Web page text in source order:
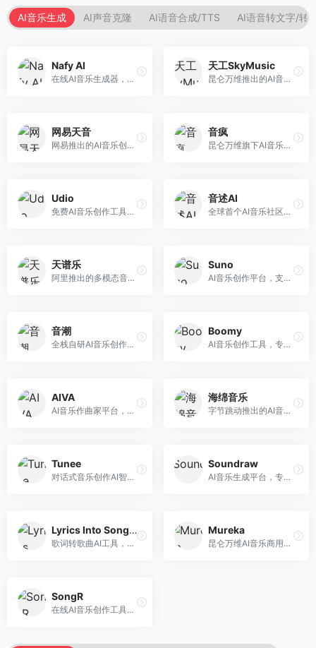
AI音乐生成 AI声音克隆 AI语音合成/TTS AI语音转文字/转
Nafy AI
在线AI音乐生成器，专注于快速音乐创作。面向内容创作者，支持多种风格音乐生成，操作简便，生成速度快，适合快速配乐需求。
天工SkyMusic
昆仑万维推出的AI音乐创作平台，基于天工大模型。面向音乐创作者，支持歌词生成、旋律创作、音乐编曲等服务，中文音乐创作能力强。
网易天音
网易推出的AI音乐创作工具，支持作词、作曲与编曲。面向音乐爱好者和独立音乐人，提供歌词生成、旋律创作、编曲制作等服务，与网易云音乐生态深度整合。
音疯
昆仑万维旗下AI音乐创作平台，专注于音乐内容生成。面向音乐爱好者和内容创作者，提供多种风格音乐生成，操作简便，创作速度快。
Udio
免费AI音乐创作工具，专注于高质量音乐生成。面向音乐创作者和内容制作者，支持多种音乐风格生成，音质专业，创作自由度高，适合专业音乐制作场景。
音述AI
全球首个AI音乐社区平台，整合创作与分享功能。面向音乐创作者和爱好者，提供音乐创作、作品分享、社区交流等服务，社区氛围活跃。
天谱乐
阿里推出的多模态音乐生成平台，整合音频与文本理解能力。面向内容创作者，支持歌词生成、旋律创作、音乐编辑等服务，与阿里生态深度整合。
Suno
AI音乐创作平台，支持通过文字描述生成完整歌曲，包含歌词、旋律和人声。面向音乐爱好者、内容创作者和独立音乐人，操作门槛低，创作速度快，支持多种音乐风格，为音乐创作带来全新可能。
音潮
全栈自研AI音乐创作平台，支持从创作到发布的完整流程。面向独立音乐人和音乐工作室，提供作词作曲、编曲混音、音乐发布等服务，创作工具专业。
Boomy
AI音乐创作工具，专注于快速音乐生成与发布。面向音乐爱好者和业余创作者，支持一键生成原创音乐，可直接发布到音乐平台，创作门槛低。
AIVA
AI音乐作曲家平台，专注于古典和影视配乐创作。面向影视制作人和游戏开发者，提供原创音乐生成、配乐定制等服务，音乐风格专业，适合影视游戏配乐。
海绵音乐
字节跳动推出的AI音乐创作平台，支持多风格音乐生成。面向内容创作者和音乐爱好者，提供歌词创作、旋律生成、编曲制作等服务，创作效率高，适合短视频配乐。
Tunee
对话式音乐创作AI智能体，支持自然语言交互创作。面向音乐爱好者，通过对话方式完成音乐创作，交互体验友好，创作过程直观。
Soundraw
AI音乐生成平台，专注于免版税音乐创作。面向视频创作者和内容制作者，提供背景音乐生成、音乐定制等服务，音乐版权清晰，适合视频配乐场景。
Lyrics Into Song AI
歌词转歌曲AI工具，支持将歌词转化为完整歌曲。面向歌词创作者和音乐爱好者，提供歌词谱曲、编曲制作等服务，歌词音乐化效率高。
Mureka
昆仑万维AI音乐商用创作平台，专注于商业音乐授权。面向企业和商业用户，提供版权音乐生成、商用授权等服务，音乐版权清晰，商业应用安全。
SongR
在线AI音乐创作工具，支持歌词与旋律一体化生成。面向内容创作者和音乐爱好者，提供歌词创作、旋律生成、音乐制作等服务，操作简便，创作速度快。